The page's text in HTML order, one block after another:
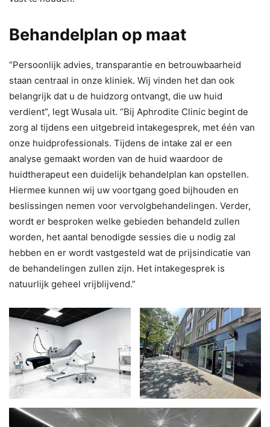
Behandelplan op maat
“Persoonlijk advies, transparantie en betrouwbaarheid
staan centraal in onze kliniek. Wij vinden het dan ook
belangrijk dat u de huidzorg ontvangt, die uw huid
verdient”, legt Wusala uit. “Bij Aphrodite Clinic begint de
zorg al tijdens een uitgebreid intakegesprek, met één van
onze huidprofessionals. Tijdens de intake zal er een
analyse gemaakt worden van de huid waardoor de
huidtherapeut een duidelijk behandelplan kan opstellen.
Hiermee kunnen wij uw voortgang goed bijhouden en
beslissingen nemen voor vervolgbehandelingen. Verder,
wordt er besproken welke gebieden behandeld zullen
worden, het aantal benodigde sessies die u nodig zal
hebben en er wordt vastgesteld wat de prijsindicatie van
de behandelingen zullen zijn. Het intakegesprek is
natuurlijk geheel vrijblijvend.”